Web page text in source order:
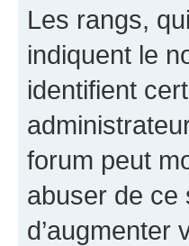
Les rangs,
indiquent le
identifient
forum peut
abuser de ce
d’augmenter